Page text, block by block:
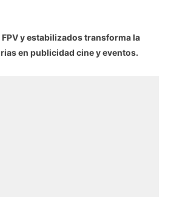
y estabilizados transforma la
en publicidad cine y eventos.